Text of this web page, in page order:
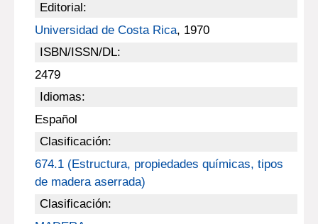
Editorial:
Universidad de Costa Rica, 1970
ISBN/ISSN/DL:
2479
Idiomas:
Español
Clasificación:
674.1 (Estructura, propiedades químicas, tipos
de madera aserrada)
Clasificación: